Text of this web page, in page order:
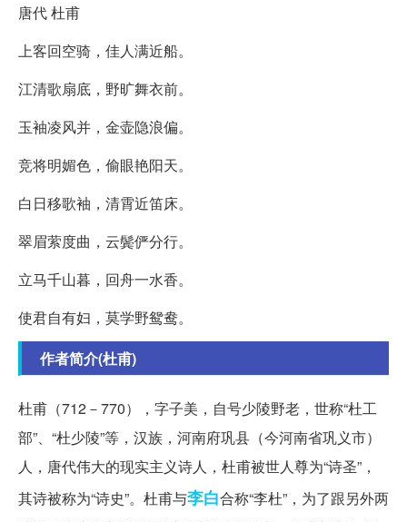
唐代 杜甫
上客回空骑，佳人满近船。
江清歌扇底，野旷舞衣前。
玉袖凌风并，金壶隐浪偏。
竞将明媚色，偷眼艳阳天。
白日移歌袖，清霄近笛床。
翠眉萦度曲，云鬓俨分行。
立马千山暮，回舟一水香。
使君自有妇，莫学野鸳鸯。
作者简介(杜甫)
杜甫（712－770），字子美，自号少陵野老，世称“杜工
部”、“杜少陵”等，汉族，河南府巩县（今河南省巩义市）
人，唐代伟大的现实主义诗人，杜甫被世人尊为“诗圣”，
其诗被称为“诗史”。杜甫与李白合称“李杜”，为了跟另外两